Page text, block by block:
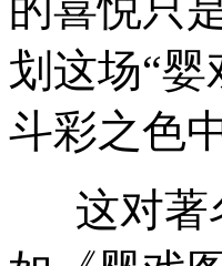
划这场“
斗彩之色
这对著